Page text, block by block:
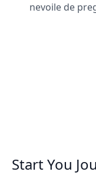
nevoile de
Start You